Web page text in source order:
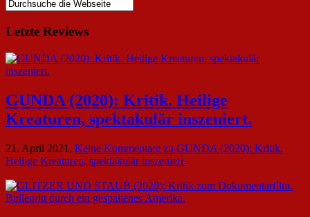
Letzte Reviews
GUNDA (2020): Kritik. Heilige
Kreaturen, spektakulär inszeniert.
21. April 2021, Keine Kommentare zu GUNDA (2020): Kritik.
Heilige Kreaturen, spektakulär inszeniert.